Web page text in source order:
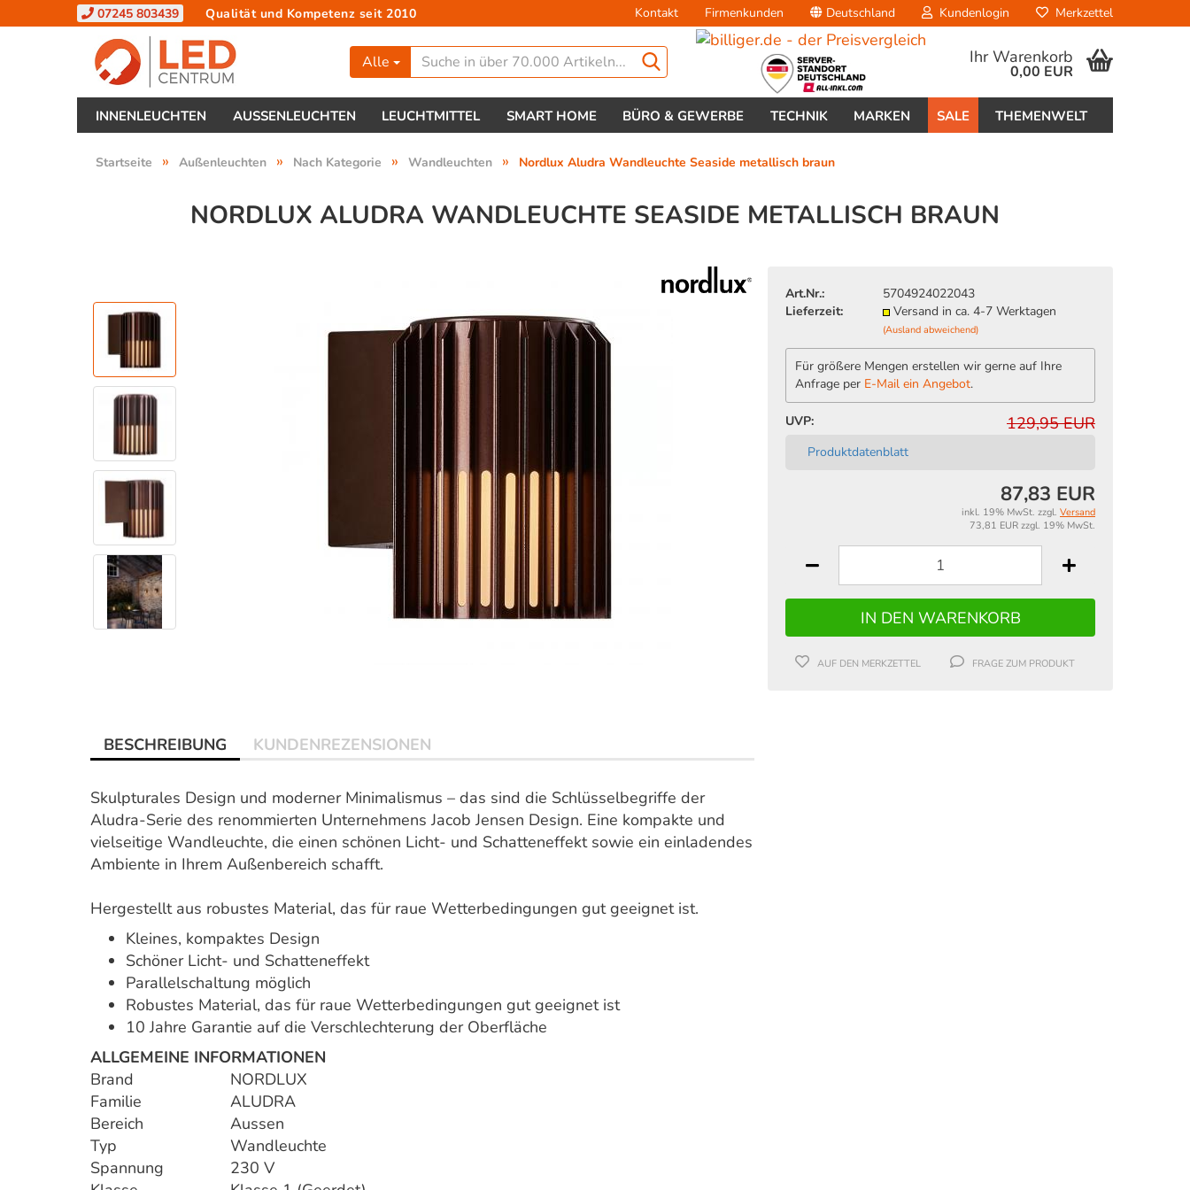
07245 803439 Qualität und Kompetenz seit 2010 Kontakt Firmenkunden Deutschland
Lieferland
Kundenlogin
Passwort vergessen?
Merkzettel
Alle Ihr Warenkorb
0,00 EUR
INNENLEUCHTEN AUSSENLEUCHTEN LEUCHTMITTEL SMART HOME BÜRO & GEWERBE TECHNIK MARKEN SALE THEMENWELT
Startseite » Außenleuchten » Nach Kategorie » Wandleuchten » Nordlux Aludra Wandleuchte Seaside metallisch braun
NORDLUX ALUDRA WANDLEUCHTE SEASIDE METALLISCH BRAUN
Art.Nr.:
5704924022043
Lieferzeit:
Versand in ca. 4-7 Werktagen
(Ausland abweichend)
Für größere Mengen erstellen wir gerne auf Ihre
Anfrage per E-Mail ein Angebot.
UVP: 129,95 EUR
Produktdatenblatt
87,83 EUR
inkl. 19% MwSt. zzgl. Versand
73,81 EUR zzgl. 19% MwSt.
AUF DEN MERKZETTEL FRAGE ZUM PRODUKT
BESCHREIBUNG KUNDENREZENSIONEN
Skulpturales Design und moderner Minimalismus – das sind die Schlüsselbegriffe der
Aludra-Serie des renommierten Unternehmens Jacob Jensen Design. Eine kompakte und
vielseitige Wandleuchte, die einen schönen Licht- und Schatteneffekt sowie ein einladendes
Ambiente in Ihrem Außenbereich schafft.
Hergestellt aus robustes Material, das für raue Wetterbedingungen gut geeignet ist.
Kleines, kompaktes Design
Schöner Licht- und Schatteneffekt
Parallelschaltung möglich
Robustes Material, das für raue Wetterbedingungen gut geeignet ist
10 Jahre Garantie auf die Verschlechterung der Oberfläche
ALLGEMEINE INFORMATIONEN
Brand
NORDLUX
Familie
ALUDRA
Bereich
Aussen
Typ
Wandleuchte
Spannung
230 V